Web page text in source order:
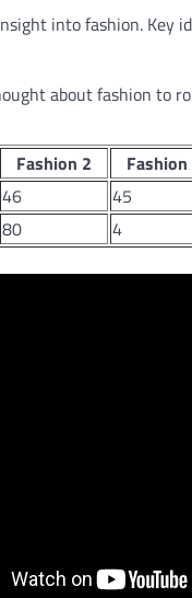
into fashion. Key
about fashion to
Fashion 2 Fashion
46 45
80 4